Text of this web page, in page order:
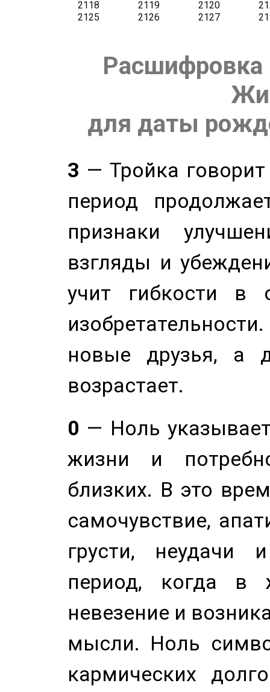
Расшифровка
для даты
3 — Тройка
период
признаки
взгляды и
учит гибкости в
новые друзья, а
возрастает.
0 — Ноль
жизни и
близких. В это
самочувствие,
грусти, неудачи
период, когда в
невезение и
мысли. Ноль
кармических